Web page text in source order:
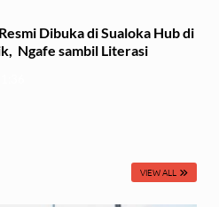
Dibuka di Sualoka Hub di
Ngafe sambil Literasi
VIEW ALL